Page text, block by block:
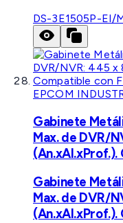
DS-3E1505P-EI/
EPCOM
Gabinete
Max. de DVR/
(An.xAl.xProf.).
Gabinete
Max. de DVR/
(An.xAl.xProf.).